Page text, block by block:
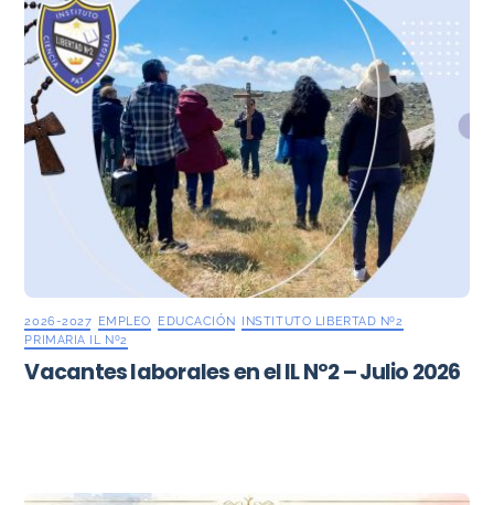
2026-2027, EMPLEO EDUCACIÓN INSTITUTO LIBERTAD Nº2
PRIMARIA IL Nº2
Vacantes laborales en el IL Nº2 – Julio 2026